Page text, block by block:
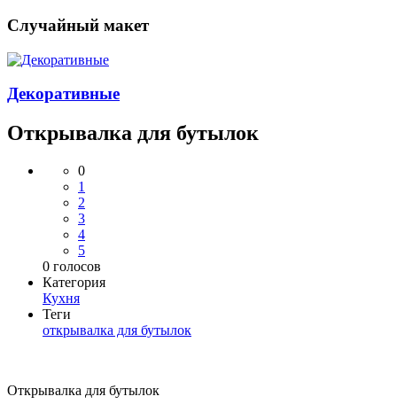
Случайный макет
Декоративные
Открывалка для бутылок
0
1
2
3
4
5
0 голосов
Категория
Кухня
Теги
открывалка для бутылок
Открывалка для бутылок